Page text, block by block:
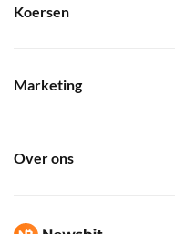
Koersen
Marketing
Over ons